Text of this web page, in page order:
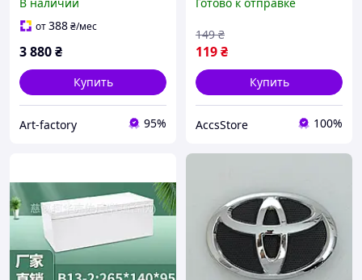
зерно, хлопок, планка
55х18 мм, серый
от388₴/мес
3 880₴
Купить
Art-factory 95%
11)
119₴
149 ₴
Купить
AccsStore 100%